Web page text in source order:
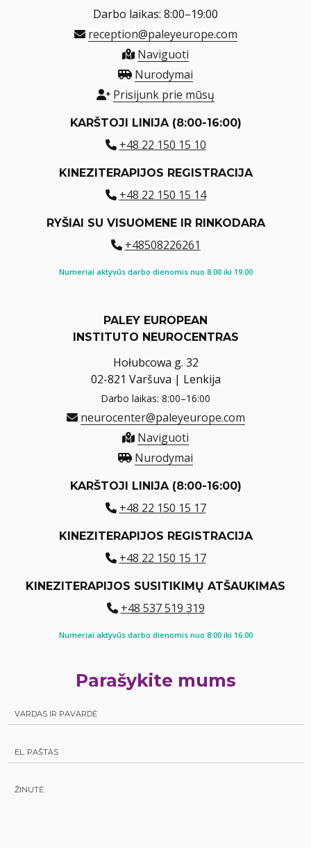
Darbo laikas: 8:00–19:00
reception@paleyeurope.com
Naviguoti
Nurodymai
Prisijunk prie mūsų
KARŠTOJI LINIJA (8:00-16:00)
+48 22 150 15 10
KINEZITERAPIJOS REGISTRACIJA
+48 22 150 15 14
RYŠIAI SU VISUOMENE IR RINKODARA
+48508226261
Numeriai aktyvūs darbo dienomis nuo 8:00 iki 19:00
PALEY EUROPEAN
INSTITUTO NEUROCENTRAS
Hołubcowa g. 32
02-821 Varšuva | Lenkija
Darbo laikas: 8:00–16:00
neurocenter@paleyeurope.com
Naviguoti
Nurodymai
KARŠTOJI LINIJA (8:00-16:00)
+48 22 150 15 17
KINEZITERAPIJOS REGISTRACIJA
+48 22 150 15 17
KINEZITERAPIJOS SUSITIKIMŲ ATŠAUKIMAS
+48 537 519 319
Numeriai aktyvūs darbo dienomis nuo 8:00 iki 16:00
Parašykite mums